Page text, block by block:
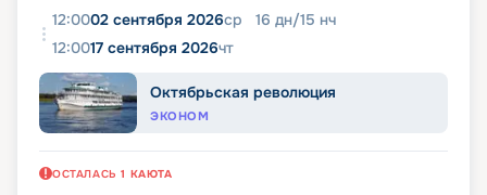
12:0002 сентября 2026ср 16 дн/15 нч
12:0017 сентября 2026чт
Октябрьская революция
ЭКОНОМ
ОСТАЛАСЬ 1 КАЮТА